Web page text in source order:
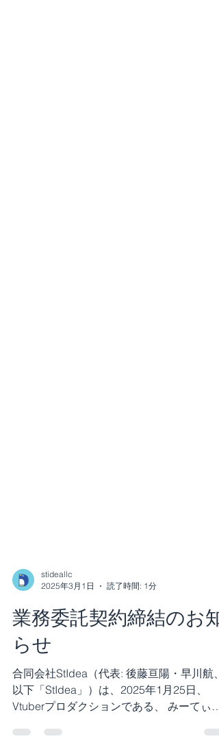
2025年3月1日
業務委託契約締結のお知
らせ
合同会社StIdea（代表: 後藤亘陽・早川航、